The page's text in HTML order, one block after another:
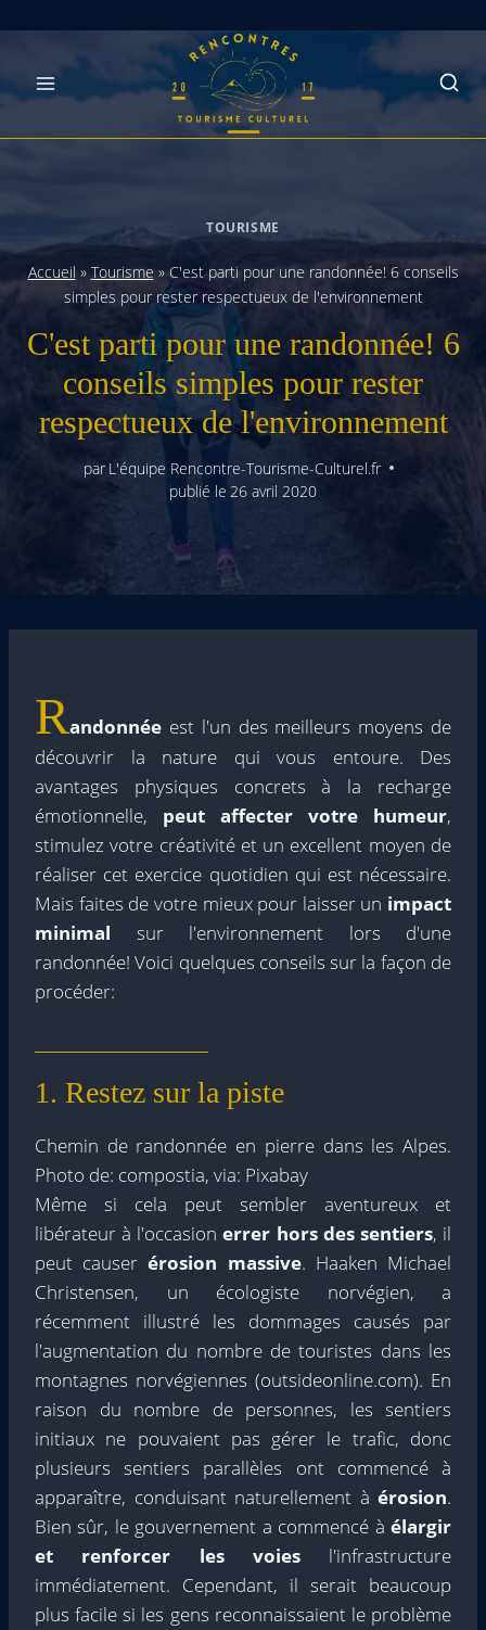
content
TOURISME
Accueil » Tourisme» C'est parti pour une randonnée! 6 conseils
simples pour rester respectueux de l'environnement
C'est parti pour une randonnée! 6
conseils simples pour rester
respectueux de l'environnement
par L'équipe Rencontre-Tourisme-Culturel.fr
publié le 26 avril 2020
Randonnée est l'un des meilleurs moyens de
découvrir la nature qui vous entoure. Des
avantages physiques concrets à la recharge
émotionnelle, peut affecter votre humeur,
stimulez votre créativité et un excellent moyen de
réaliser cet exercice quotidien qui est nécessaire.
Mais faites de votre mieux pour laisser un impact
minimal sur l'environnement lors d'une
randonnée! Voici quelques conseils sur la façon de
procéder:
1. Restez sur la piste
Chemin de randonnée en pierre dans les Alpes.
Photo de: compostia, via: Pixabay
Même si cela peut sembler aventureux et
libérateur à l'occasionerrer hors des sentiers, il
peut causer érosion massive. Haaken Michael
Christensen, un écologiste norvégien, a
récemment illustré les dommages causés par
l'augmentation du nombre de touristes dans les
montagnes norvégiennes (outsideonline.com). En
raison du nombre de personnes, les sentiers
initiaux ne pouvaient pas gérer le trafic, donc
plusieurs sentiers parallèles ont commencé à
apparaître, conduisant naturellement à érosion.
Bien sûr, le gouvernement a commencé à élargir
et renforcer les voiesl'infrastructure
immédiatement. Cependant, il serait beaucoup
plus facile si les gens reconnaissaient le problème